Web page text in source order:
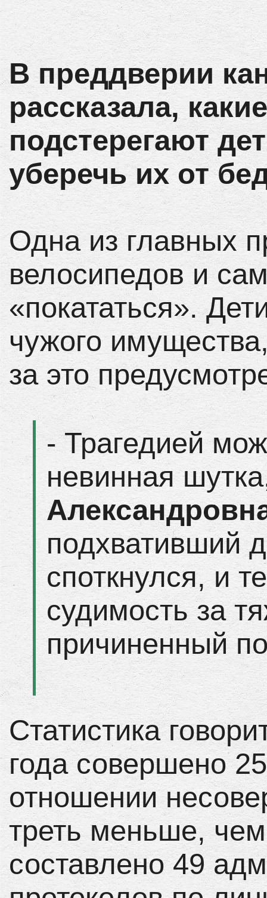
В преддверии
рассказала,
подстерегают
уберечь их от
Одна из главных
велосипедов и
«покататься».
чужого
за это
- Трагедией
невинная
подхвативший
споткнулся, и
судимость за
причиненный
Статистика
года совершено
отношении
треть меньше,
составлено 49